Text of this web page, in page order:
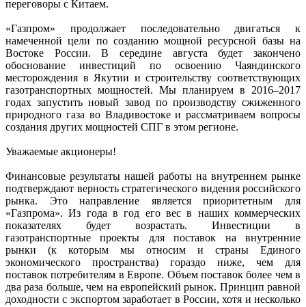
переговоры с Китаем.
«Газпром» продолжает последовательно двигаться к
намеченной цели по созданию мощной ресурсной базы на
Востоке России. В середине августа будет закончено
обоснование инвестиций по освоению Чаяндинского
месторождения в Якутии и строительству соответствующих
газотранспортных мощностей. Мы планируем в 2016–2017
годах запустить новый завод по производству сжиженного
природного газа во Владивостоке и рассматриваем вопросы
создания других мощностей СПГ в этом регионе.
Уважаемые акционеры!
Финансовые результаты нашей работы на внутреннем рынке
подтверждают верность стратегического видения российского
рынка. Это направление является приоритетным для
«Газпрома». Из года в год его вес в наших коммерческих
показателях будет возрастать. Инвестиции в
газотранспортные проекты для поставок на внутренние
рынки (к которым мы относим и страны Единого
экономического пространства) гораздо ниже, чем для
поставок потребителям в Европе. Объем поставок более чем в
два раза больше, чем на европейский рынок. Принцип равной
доходности с экспортом заработает в России, хотя и несколько